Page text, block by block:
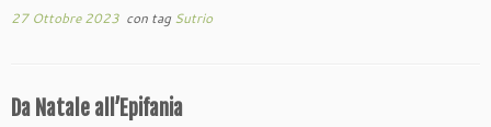
27 Ottobre 2023 con tagSutrio
Da Natale all’Epifania